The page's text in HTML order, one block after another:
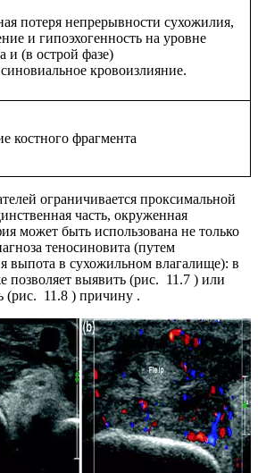
потеря непрерывности сухожилия,
и гипоэхогенность на уровне
и (в острой фазе)
кровоизлияние.
костного фрагмента
ограничивается проксимальной
часть, окруженная
может быть использована не только
теносиновита (путем
выпота в сухожильном влагалище): в
позволяет выявить (рис. 11.7 ) или
(рис. 11.8 ) причину .